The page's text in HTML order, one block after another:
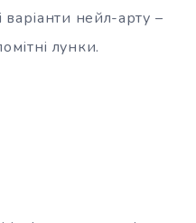
нейл-арту –
лунки.